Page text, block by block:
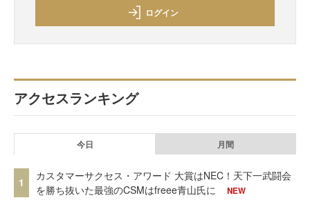
ログイン
アクセスランキング
今日 月間
1
カスタマーサクセス・アワード 大賞はNEC！天下一武闘会
を勝ち抜いた最強のCSMはfreee青山氏に
NEW